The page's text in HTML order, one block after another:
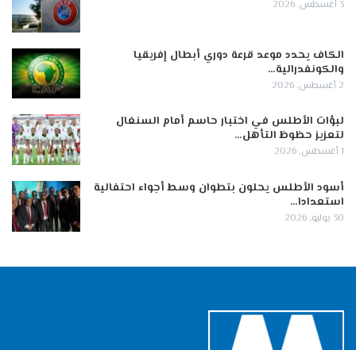
3 أغسطس, 2026
الكاف يحدد موعد قرعة دوري أبطال إفريقيا
والكونفدرالية…
2 أغسطس, 2026
لبؤات الأطلس في اختبار حاسم أمام السنغال
لتعزيز حظوظ التأهل…
1 أغسطس, 2026
أسود الأطلس يحلون بتطوان وسط أجواء احتفالية
استعدادا…
30 يوليو, 2026